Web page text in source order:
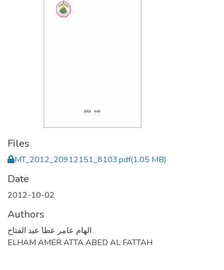
Files
MT_2012_20912151_8103.pdf(1.05 MB)
Date
2012-10-02
Authors
الهام عامر عطا عبد الفتاح
ELHAM AMER ATTA ABED AL FATTAH